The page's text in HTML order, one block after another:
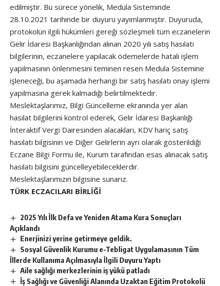
edilmiştir. Bu sürece yönelik, Medula Sisteminde
28.10.2021 tarihinde bir duyuru yayımlanmıştır. Duyuruda,
protokolün ilgili hükümleri gereği sözleşmeli tüm eczanelerin
Gelir İdaresi Başkanlığından alınan 2020 yılı satış hasılatı
bilgilerinin, eczanelere yapılacak ödemelerde hatalı işlem
yapılmasının önlenmesini teminen resen Medula Sistemine
işleneceği, bu aşamada herhangi bir satış hasılatı onay işlemi
yapılmasına gerek kalmadığı belirtilmektedir.
Meslektaşlarımız, Bilgi Güncelleme ekranında yer alan
hasılat bilgilerini kontrol ederek, Gelir İdaresi Başkanlığı
İnteraktif Vergi Dairesinden alacakları, KDV hariç satış
hasılatı bilgisinin ve Diğer Gelirlerin ayrı olarak gösterildiği
Eczane Bilgi Formu ile, Kurum tarafından esas alınacak satış
hasılatı bilgisini güncelleyebileceklerdir.
Meslektaşlarımızın bilgisine sunarız.
TÜRK ECZACILARI BİRLİĞİ
2025 Yılı İlk Defa ve Yeniden Atama Kura Sonuçları
Açıklandı
Enerjinizi yerine getirmeye geldik.
Sosyal Güvenlik Kurumu e-Tebligat Uygulamasının Tüm
İllerde Kullanıma Açılmasıyla İlgili Duyuru Yaptı
Aile sağlığı merkezlerinin iş yükü patladı
İş Sağlığı ve Güvenliği Alanında Uzaktan Eğitim Protokolü